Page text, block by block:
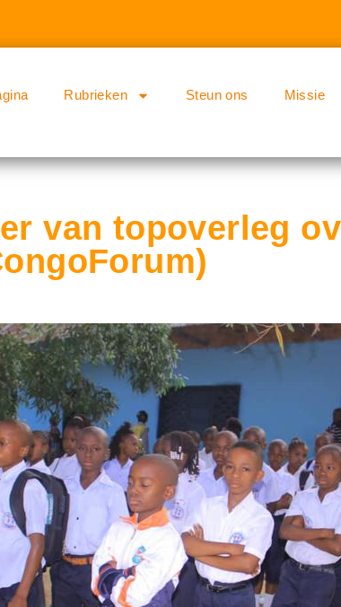
Rubrieken Steun ons Missie
van topoverleg